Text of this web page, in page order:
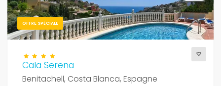
OFFRE SPÉCIALE
Cala Serena
Benitachell, Costa Blanca, Espagne